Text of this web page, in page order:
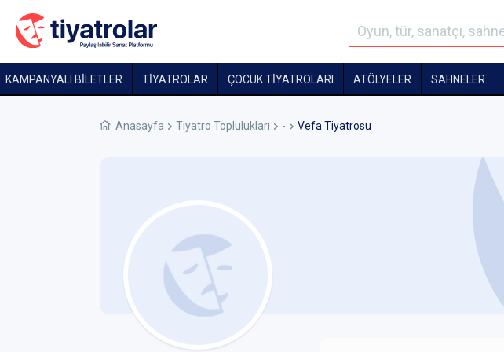
KAMPANYALI BİLETLER TİYATROLAR ÇOCUK TIYATROLARI ATÖLYELER SAHNELER
Anasayfa Tiyatro Toplulukları - Vefa Tiyatrosu